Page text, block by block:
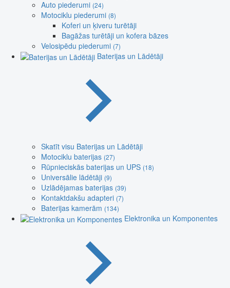
Auto piederumi (24)
Motociklu piederumi (8)
Koferi un ķiveru turētāji
Bagāžas turētāji un kofera bāzes
Velosipēdu piederumi (7)
Baterijas un Lādētāji
Skatīt visu Baterijas un Lādētāji
Motociklu baterijas (27)
Rūpnieciskās baterijas un UPS (18)
Universālie lādētāji (9)
Uzlādējamas baterijas (39)
Kontaktdakšu adapteri (7)
Baterijas kamerām (134)
Elektronika un Komponentes